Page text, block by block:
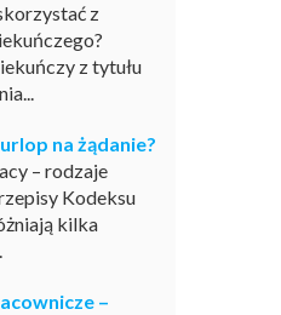
z
z tytułu
na żądanie?
– rodzaje
Kodeksu
kilka
–